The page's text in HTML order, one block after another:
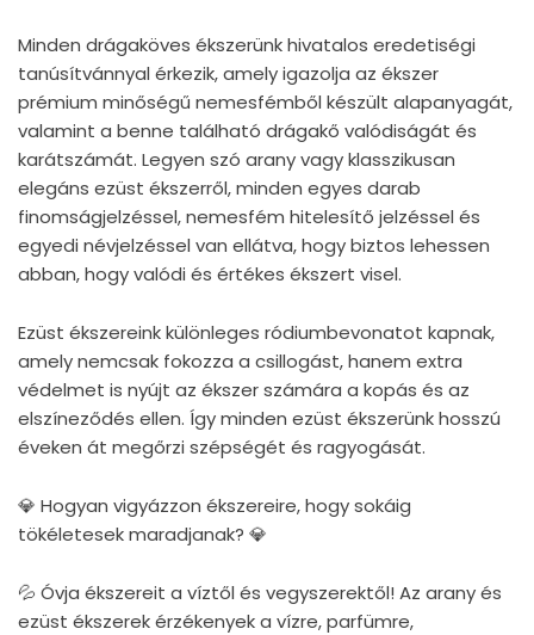
Minden drágaköves ékszerünk hivatalos eredetiségi
tanúsítvánnyal érkezik, amely igazolja az ékszer
prémium minőségű nemesfémből készült alapanyagát,
valamint a benne található drágakő valódiságát és
karátszámát. Legyen szó arany vagy klasszikusan
elegáns ezüst ékszerről, minden egyes darab
finomságjelzéssel, nemesfém hitelesítő jelzéssel és
egyedi névjelzéssel van ellátva, hogy biztos lehessen
abban, hogy valódi és értékes ékszert visel.
Ezüst ékszereink különleges ródiumbevonatot kapnak,
amely nemcsak fokozza a csillogást, hanem extra
védelmet is nyújt az ékszer számára a kopás és az
elszíneződés ellen. Így minden ezüst ékszerünk hosszú
éveken át megőrzi szépségét és ragyogását.
💎 Hogyan vigyázzon ékszereire, hogy sokáig
tökéletesek maradjanak? 💎
💦 Óvja ékszereit a víztől és vegyszerektől! Az arany és
ezüst ékszerek érzékenyek a vízre, parfümre,